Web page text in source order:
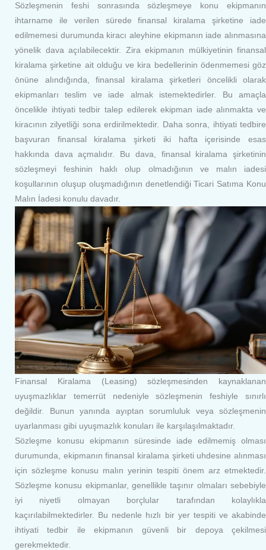
Sözleşmenin feshi sonrasında sözleşmeye konu ekipmanın
ihtarname ile verilen sürede finansal kiralama şirketine iade
edilmemesi durumunda kiracı aleyhine ekipmanın iade alınmasına
yönelik dava açılabilecektir. Zira ekipmanın mülkiyetinin finansal
kiralama şirketine ait olduğu ve kira bedellerinin ödenmemesi göz
önüne alındığında, finansal kiralama şirketleri öncelikli olarak
ekipmanları teslim ve iade almak istemektedirler. Bu amaçla
öncelikle ihtiyati tedbir talep edilerek ekipman iade alınmakta ve
kiracının zilyetliği sona erdirilmektedir. Daha sonra, ihtiyati tedbire
başvuran finansal kiralama şirketi iki hafta içerisinde esas
hakkında dava açmalıdır. Bu dava, finansal kiralama şirketinin
sözleşmeyi feshinin haklı olup olmadığının ve malın iadesi
koşullarının oluşup oluşmadığının denetlendiği Ticari Satıma Konu
Malın İadesi konulu davadır.
Finansal Kiralama (Leasing) sözleşmesinden kaynaklanan
uyuşmazlıklar temerrüt nedeniyle sözleşmenin feshiyle sınırlı
değildir. Bunun yanında ayıptan sorumluluk veya sözleşmenin
uyarlanması gibi uyuşmazlık konuları ile karşılaşılmaktadır.
Sözleşme konusu ekipmanın süresinde iade edilmemiş olması
durumunda, ekipmanın finansal kiralama şirketi uhdesine alınması
için sözleşme konusu malın yerinin tespiti önem arz etmektedir.
Sözleşme konusu ekipmanlar, genellikle taşınır olmaları sebebiyle
iyi niyetli olmayan borçlular tarafından kolaylıkla
kaçırılabilmektedirler. Bu nedenle hızlı bir yer tespiti ve akabinde
ihtiyati tedbir ile ekipmanın güvenli bir depoya çekilmesi
gerekmektedir.